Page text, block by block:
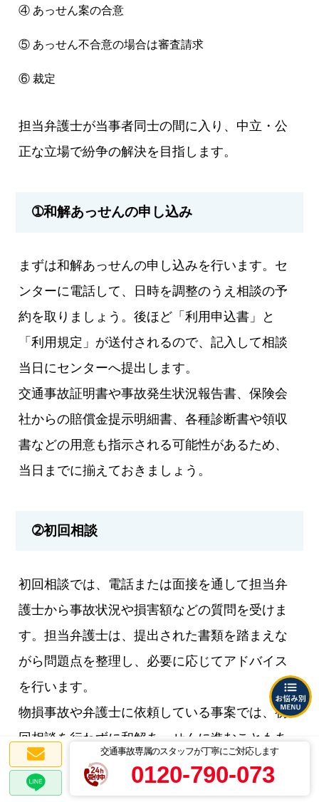
交通事故専属のスタッフが丁寧にご対応します
0120-790-073
④ あっせん案の合意
⑤ あっせん不合意の場合は審査請求
⑥ 裁定
担当弁護士が当事者同士の間に入り、中立・公
正な立場で紛争の解決を目指します。
➀和解あっせんの申し込み
まずは和解あっせんの申し込みを行います。セ
ンターに電話して、日時を調整のうえ相談の予
約を取りましょう。後ほど「利用申込書」と
「利用規定」が送付されるので、記入して相談
当日にセンターへ提出します。
交通事故証明書や事故発生状況報告書、保険会
社からの賠償金提示明細書、各種診断書や領収
書などの用意も指示される可能性があるため、
当日までに揃えておきましょう。
➁初回相談
初回相談では、電話または面接を通して担当弁
護士から事故状況や損害額などの質問を受けま
す。担当弁護士は、提出された書類を踏まえな
がら問題点を整理し、必要に応じてアドバイス
を行います。
物損事故や弁護士に依頼している事案では、初
回相談を行わずに和解あっせんに進むこともあ
るでしょう。